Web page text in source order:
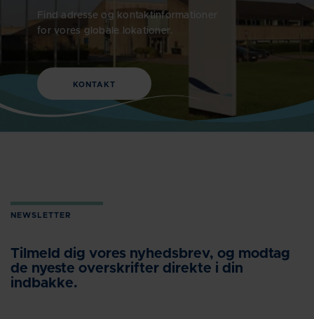
Find adresse og kontaktinformationer
for vores globale lokationer.
KONTAKT
NEWSLETTER
Tilmeld dig vores nyhedsbrev, og modtag
de nyeste overskrifter direkte i din
indbakke.